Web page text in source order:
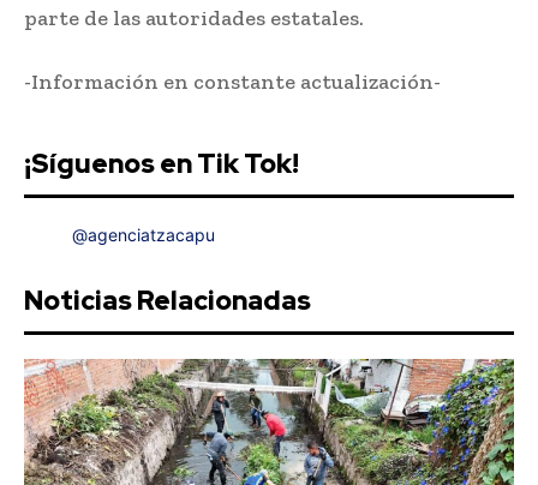
parte de las autoridades estatales.
-Información en constante actualización-
¡Síguenos en Tik Tok!
@agenciatzacapu
Noticias Relacionadas